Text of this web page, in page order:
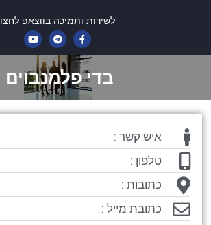
לשירות ותמיכה בווצאפ לחצו
בדי פלמנבוים
איש קשר :
טלפון :
כתובות :
כתובת מייל :